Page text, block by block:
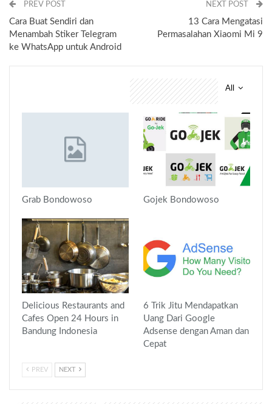
PREV POST
Cara Buat Sendiri dan
Menambah Stiker Telegram
ke WhatsApp untuk Android
NEXT POST
13 Cara Mengatasi
Permasalahan Xiaomi Mi 9
All
Grab Bondowoso Gojek Bondowoso
Delicious Restaurants and
Cafes Open 24 Hours in
Bandung Indonesia
6 Trik Jitu Mendapatkan
Uang Dari Google
Adsense dengan Aman dan
Cepat
PREV NEXT